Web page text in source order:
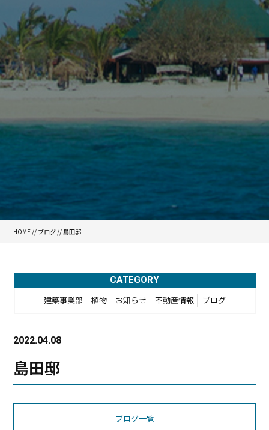
HOME // ブログ // 島田邸
CATEGORY
建築事業部 植物 お知らせ 不動産情報 ブログ
2022.04.08
島田邸
ブログ一覧